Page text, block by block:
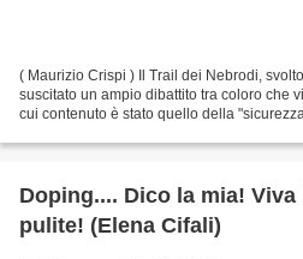
( Maurizio Crispi ) Il Trail dei Nebrodi,
suscitato un ampio dibattito tra coloro che
cui contenuto è stato quello della
Doping.... Dico la mia!
pulite! (Elena Cifali)